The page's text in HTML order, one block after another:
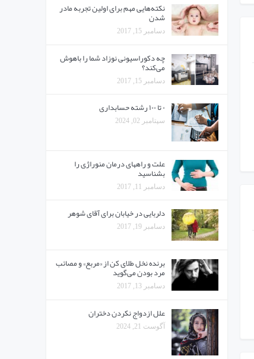
نکته‌هایی مهم برای اولین تجربه مادر
شدن
دسامبر 15, 2017
چه دکوراسیونی نوزاد شما را باهوش
می‌کند؟
دسامبر 15, 2017
۰ تا ۱۰۰ رشته حسابداری
سپتامبر 02, 2024
علت و راههای درمان منوراژی را
بشناسید
دسامبر 11, 2017
دلربایی در خیابان برای آقای شوهر
دسامبر 19, 2017
برنده نخل طلای کن از «مربع» و مصائب
مرد بودن می‌گوید
دسامبر 13, 2017
علل ازدواج نکردن دختران
آگوست 21, 2024